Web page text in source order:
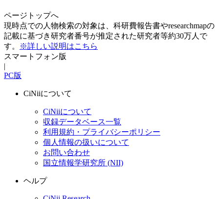
ページトップへ
現時点での人物検索の対象は、科研費報告書やresearchmapの
記載に基づき研究者番号が推定された研究者等約30万人で
す。
※詳しい説明はこちら
スマートフォン版
|
PC版
CiNiiについて
CiNiiについて
収録データベース一覧
利用規約・プライバシーポリシー
個人情報の扱いについて
お問い合わせ
国立情報学研究所 (NII)
ヘルプ